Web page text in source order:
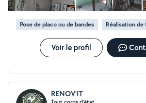
Pose de placo ou de bandes Réalisation
Voir le profil
RENOV'IT